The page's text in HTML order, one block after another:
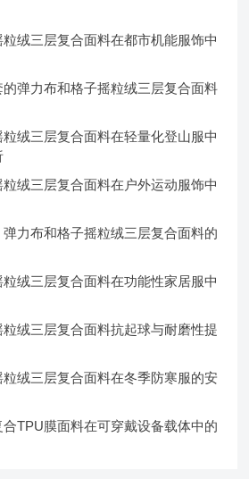
绒三层复合面料在都市机能服饰中
弹力布和格子摇粒绒三层复合面料
绒三层复合面料在轻量化登山服中
绒三层复合面料在户外运动服饰中
力布和格子摇粒绒三层复合面料的
绒三层复合面料在功能性家居服中
绒三层复合面料抗起球与耐磨性提
绒三层复合面料在冬季防寒服的安
TPU膜面料在可穿戴设备载体中的